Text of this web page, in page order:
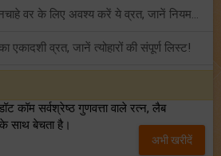
पहला सावन सोमवार व्रत: मनचाहे वर के लिए अवश्य करें ये व्रत, जानें नियम एवं पूजा विधि!
एकादशी व्रत, जानें त्योहारों की संपूर्ण लिस्ट!
कॉम सर्वश्रेष्ठ गुणवत्ता वाले रत्न, लैब
साथ बेचता है।
अभी खरीदें